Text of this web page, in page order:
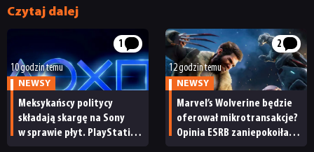
Czytaj dalej
1
10 godzin temu
NEWSY
Meksykańscy politycy
składają skargę na Sony
w sprawie płyt. PlayStation
2
12 godzin temu
NEWSY
Marvel’s Wolverine będzie
oferował mikrotransakcje?
Opinia ESRB zaniepokoiła